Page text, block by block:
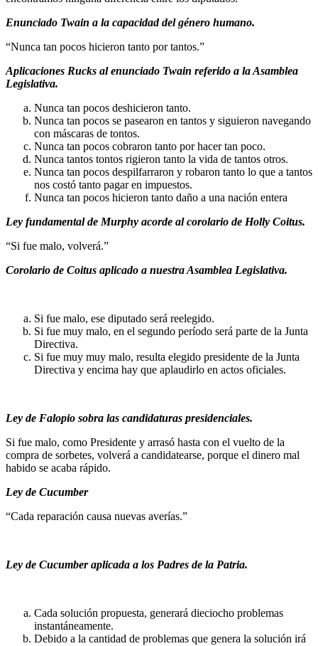
Enunciado Twain a la capacidad del género humano.
“Nunca tan pocos hicieron tanto por tantos.”
Aplicaciones Rucks al enunciado Twain referido a la Asamblea
Legislativa.
Nunca tan pocos deshicieron tanto.
Nunca tan pocos se pasearon en tantos y siguieron navegando
con máscaras de tontos.
Nunca tan pocos cobraron tanto por hacer tan poco.
Nunca tantos tontos rigieron tanto la vida de tantos otros.
Nunca tan pocos despilfarraron y robaron tanto lo que a tantos
nos costó tanto pagar en impuestos.
Nunca tan pocos hicieron tanto daño a una nación entera
Ley fundamental de Murphy acorde al corolario de Holly Coitus.
“Si fue malo, volverá.”
Corolario de Coitus aplicado a nuestra Asamblea Legislativa.
Si fue malo, ese diputado será reelegido.
Si fue muy malo, en el segundo período será parte de la Junta
Directiva.
Si fue muy muy malo, resulta elegido presidente de la Junta
Directiva y encima hay que aplaudirlo en actos oficiales.
Ley de Falopio sobra las candidaturas presidenciales.
Si fue malo, como Presidente y arrasó hasta con el vuelto de la
compra de sorbetes, volverá a candidatearse, porque el dinero mal
habido se acaba rápido.
Ley de Cucumber
“Cada reparación causa nuevas averías.”
Ley de Cucumber aplicada a los Padres de la Patria.
Cada solución propuesta, generará dieciocho problemas
instantáneamente.
Debido a la cantidad de problemas que genera la solución irá